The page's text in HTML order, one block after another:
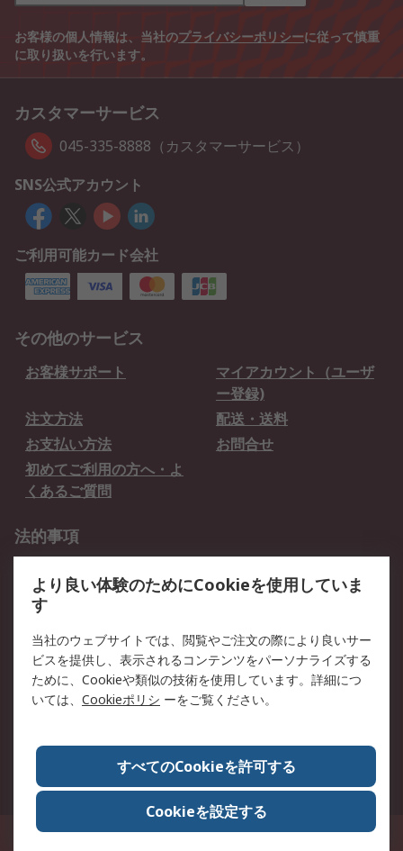
お客様の個人情報は、当社のプライバシーポリシーに従って慎重
に取り扱いを行います。
カスタマーサービス
045-335-8888（カスタマーサービス）
SNS公式アカウント
ご利用可能カード会社
その他のサービス
お客様サポート
マイアカウント（ユーザ
ー登録)
注文方法
配送・送料
お支払い方法
お問合せ
初めてご利用の方へ・よ
くあるご質問
法的事項
クッキーポリシー
RSについて
会社概要
採用情報
プレスリリース＆お知ら
コーポレートサイト
全世界のRS
RSの歴史
ESGへの取り組み（英語）
認証について
〒240-0005 神奈川県横浜市保土ヶ谷区神戸町134番地 横浜ビジネスパーク ウ
より良い体験のためにCookieを使用していま
す
当社のウェブサイトでは、閲覧やご注文の際により良いサー
ビスを提供し、表示されるコンテンツをパーソナライズする
ために、Cookieや類似の技術を使用しています。詳細につ
いては、 Cookieポリシ ーをご覧ください。
すべてのCookieを許可する
Cookieを設定する